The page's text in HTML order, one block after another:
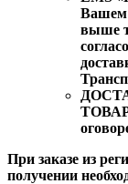
Вашем
выше
При заказе из
получении